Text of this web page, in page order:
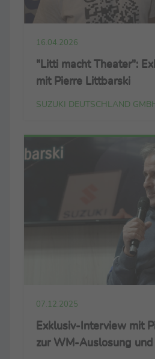
16.04.2026
"Litti macht Theater":
mit Pierre Littbarski
SUZUKI DEUTSCHLAND
07.12.2025
Exklusiv-Interview mit
zur WM-Auslosung und